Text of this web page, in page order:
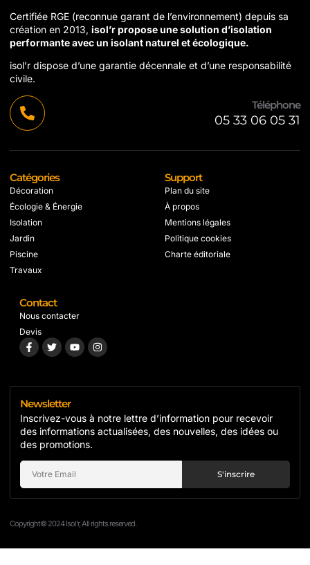
Certifiée RGE (reconnue garant de l’environnement) depuis sa
création en 2013, isol’r propose une solution d’isolation
performante avec un isolant naturel et écologique.
isol’r dispose d’une garantie décennale et d’une responsabilité
civile.
Téléphone
05 33 06 05 31
Catégories
Décoration
Écologie & Énergie
Isolation
Jardin
Piscine
Travaux
Support
Plan du site
À propos
Mentions légales
Politique cookies
Charte éditoriale
Contact
Nous contacter
Devis
Newsletter
Inscrivez-vous à notre lettre d’information pour recevoir
des informations actualisées, des nouvelles, des idées ou
des promotions.
S'inscrire
Copyright© 2024 Isol'r, All rights reserved.